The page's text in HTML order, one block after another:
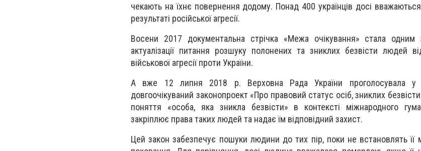
чекають на їхнє повернення додому. Понад 400 українців досі
результаті російської агресії.
Восени 2017 документальна стрічка «Межа очікування» стала
актуалізації питання розшуку полонених та зниклих безвісти людей
військової агресії проти України.
А вже 12 липня 2018 р. Верховна Рада України проголосувала у
довгоочікуваний законопроект «Про правовий статус осіб, зниклих
поняття «особа, яка зникла безвісти» в контексті міжнародного
закріплює права таких людей та надає їм відповідний захист.
Цей закон забезпечує пошуки людини до тих пір, поки не встановлять її